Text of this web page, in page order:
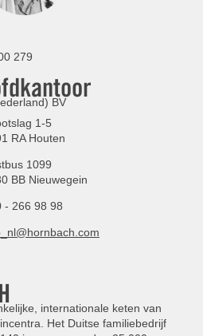
279
BV
1-5
RA Houten
1099
BB Nieuwegein
- 266 98 98
internationale keten van
Het Duitse familiebedrijf